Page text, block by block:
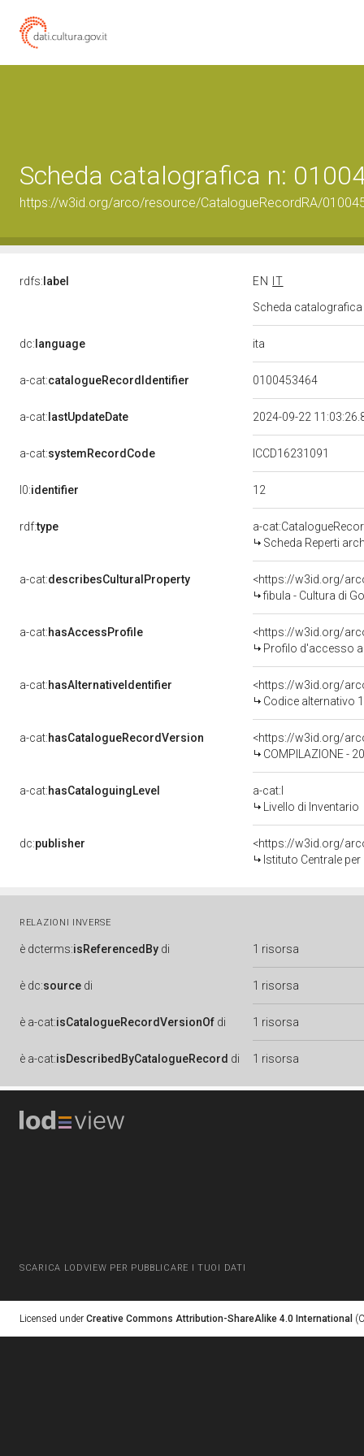
Scheda catalografica n:
https://w3id.org/arco/resource/CatalogueRecordRA/
rdfs: label EN
IT
Scheda
dc: language ita
a-cat:catalogueRecordIdentifier 0100453464
a-cat: lastUpdateDate 2024-09-22
a-cat:systemRecordCode ICCD16231091
l0:identifier 12
rdf:type
a-
Scheda Reperti
a-cat:describesCulturalProperty
<https://w3id.org/
fibula - Cultura di
a-cat:hasAccessProfile
<https://w3id.org/
Profilo d'accesso
a-cat:hasAlternativeIdentifier
<https://w3id.org/
Codice alternativo
a-cat:hasCatalogueRecordVersion
<https://w3id.org/
COMPILAZIONE -
a-cat:hasCataloguingLevel
a-cat:I
Livello di Inventario
dc:publisher
<https://w3id.org/
Istituto Centrale
RELAZIONI INVERSE
è dcterms:isReferencedBy di 1 risorsa
è dc:source di 1 risorsa
è a-cat:isCatalogueRecordVersionOf di 1 risorsa
è a-cat:isDescribedByCatalogueRecord di 1 risorsa
SCARICA LODVIEW PER PUBBLICARE I TUOI DATI
Licensed under Creative Commons Attribution-ShareAlike 4.0 International